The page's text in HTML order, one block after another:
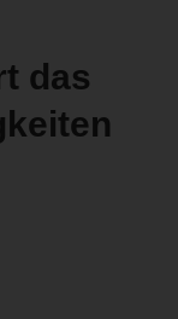
das